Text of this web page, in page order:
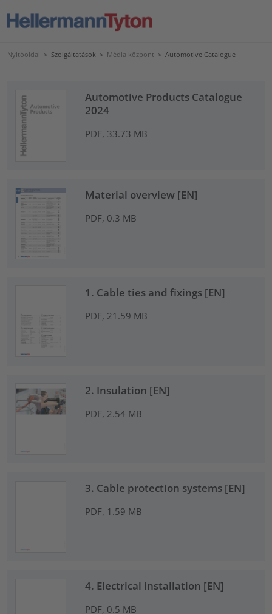
Nyitóoldal > Szolgáltatások > Média központ > Automotive Catalogue
Automotive Products Catalogue
2024
PDF, 33.73 MB
Material overview [EN]
PDF, 0.3 MB
1. Cable ties and fixings [EN]
PDF, 21.59 MB
2. Insulation [EN]
PDF, 2.54 MB
3. Cable protection systems [EN]
PDF, 1.59 MB
4. Electrical installation [EN]
PDF, 0.5 MB